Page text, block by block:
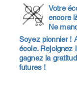
Votre
encore
Ne
Soyez pionnier !
école. Rejoignez
gagnez la
futures !